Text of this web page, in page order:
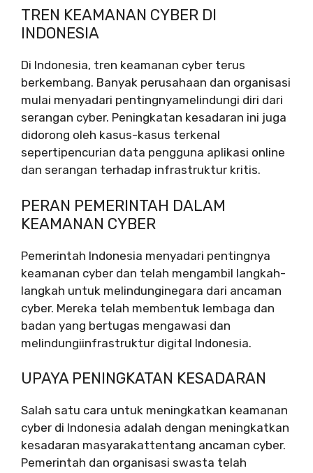
TREN KEAMANAN CYBER DI
INDONESIA
Di Indonesia, tren keamanan cyber terus
berkembang. Banyak perusahaan dan organisasi
mulai menyadari pentingnyamelindungi diri dari
serangan cyber. Peningkatan kesadaran ini juga
didorong oleh kasus-kasus terkenal
sepertipencurian data pengguna aplikasi online
dan serangan terhadap infrastruktur kritis.
PERAN PEMERINTAH DALAM
KEAMANAN CYBER
Pemerintah Indonesia menyadari pentingnya
keamanan cyber dan telah mengambil langkah-
langkah untuk melindunginegara dari ancaman
cyber. Mereka telah membentuk lembaga dan
badan yang bertugas mengawasi dan
melindungiinfrastruktur digital Indonesia.
UPAYA PENINGKATAN KESADARAN
Salah satu cara untuk meningkatkan keamanan
cyber di Indonesia adalah dengan meningkatkan
kesadaran masyarakattentang ancaman cyber.
Pemerintah dan organisasi swasta telah